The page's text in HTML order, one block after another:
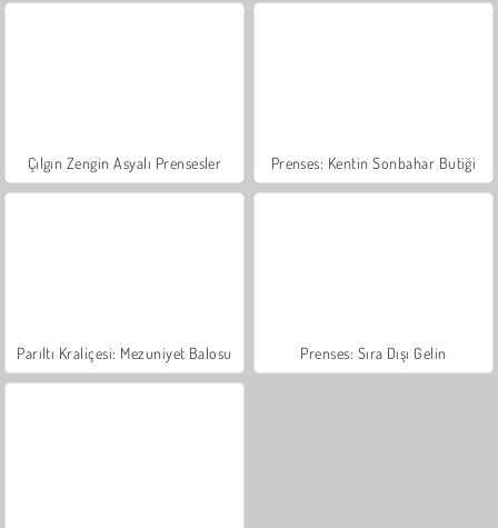
Çılgın Zengin Asyalı Prensesler Prenses: Kentin Sonbahar Butiği
Parıltı Kraliçesi: Mezuniyet Balosu Prenses: Sıra Dışı Gelin